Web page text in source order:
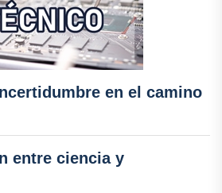
en el camino
entre ciencia y